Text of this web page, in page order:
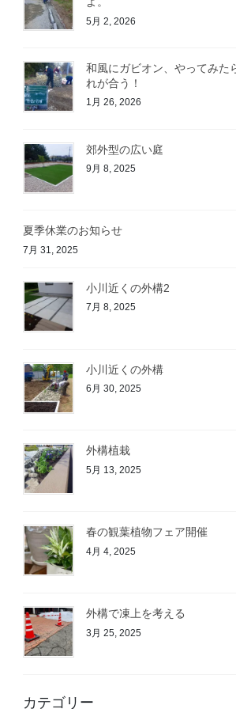
5月 2, 2026
和風にガビオン、やってみた
れが合う！
1月 26, 2026
郊外型の広い庭
9月 8, 2025
夏季休業のお知らせ
7月 31, 2025
小川近くの外構2
7月 8, 2025
小川近くの外構
6月 30, 2025
外構植栽
5月 13, 2025
春の観葉植物フェア開催
4月 4, 2025
外構で凍上を考える
3月 25, 2025
カテゴリー